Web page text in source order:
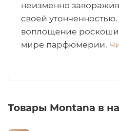
Арабская
неизменно
своей
воплощение роскоши
мире парфюмерии.
Товары Montana в